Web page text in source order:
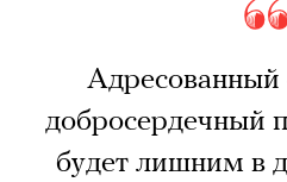
добросердечный
будет лишним в